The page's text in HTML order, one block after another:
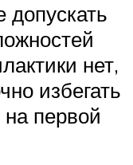
нет,
избегать
первой